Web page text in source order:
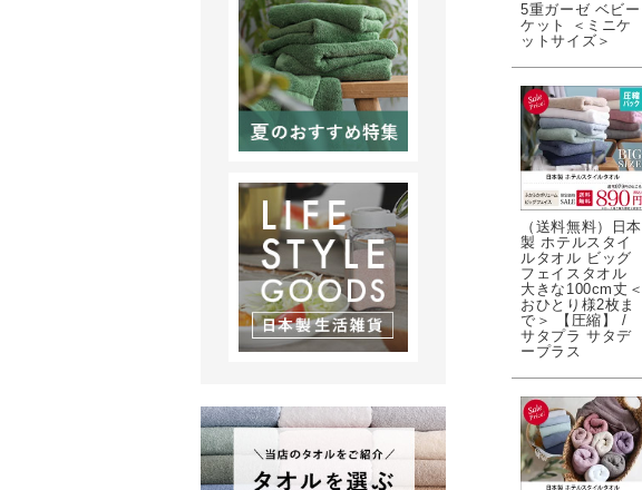
5重ガーゼ ベビー
ケット ＜ミニケ
ットサイズ＞
（送料無料）日本
製 ホテルスタイ
ルタオル ビッグ
フェイスタオル
大きな100cm丈＜
おひとり様2枚ま
で＞ 【圧縮】 /
サタプラ サタデ
ープラス